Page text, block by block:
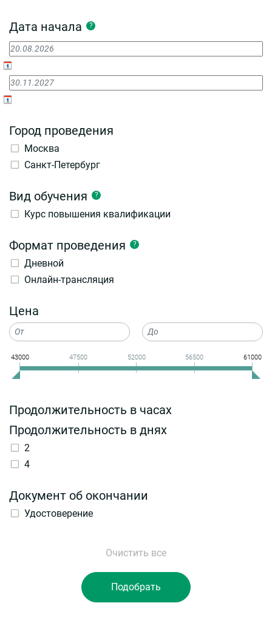
Дата начала ?
Город проведения
Москва
Санкт-Петербург
Вид обучения ?
Курс повышения квалификации
Формат проведения ?
Дневной
Онлайн-трансляция
Цена
43000 47500 52000 56500 61000
Продолжительность в часах
Продолжительность в днях
2
4
Документ об окончании
Удостоверение